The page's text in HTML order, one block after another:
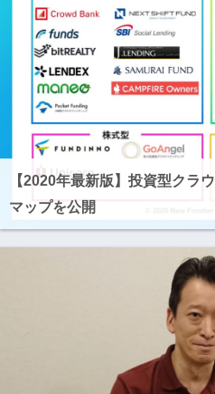
【2020年最新版】投資型クラ
マップを公開